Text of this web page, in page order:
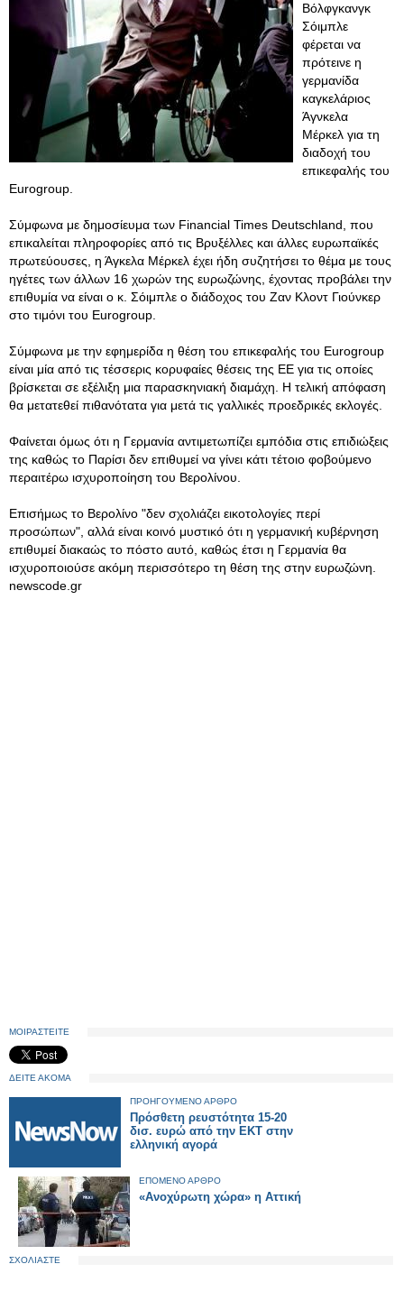
Βόλφγκανγκ
Σόιμπλε
φέρεται να
πρότεινε η
γερμανίδα
καγκελάριος
Άγνκελα
Μέρκελ για τη
διαδοχή του
επικεφαλής του
Eurogroup.
Σύμφωνα με δημοσίευμα των Financial Times Deutschland, που
επικαλείται πληροφορίες από τις Βρυξέλλες και άλλες ευρωπαϊκές
πρωτεύουσες, η Άγκελα Μέρκελ έχει ήδη συζητήσει το θέμα με τους
ηγέτες των άλλων 16 χωρών της ευρωζώνης, έχοντας προβάλει την
επιθυμία να είναι ο κ. Σόιμπλε ο διάδοχος του Ζαν Κλοντ Γιούνκερ
στο τιμόνι του Eurogroup.
Σύμφωνα με την εφημερίδα η θέση του επικεφαλής του Eurogroup
είναι μία από τις τέσσερις κορυφαίες θέσεις της ΕΕ για τις οποίες
βρίσκεται σε εξέλιξη μια παρασκηνιακή διαμάχη. Η τελική απόφαση
θα μετατεθεί πιθανότατα για μετά τις γαλλικές προεδρικές εκλογές.
Φαίνεται όμως ότι η Γερμανία αντιμετωπίζει εμπόδια στις επιδιώξεις
της καθώς το Παρίσι δεν επιθυμεί να γίνει κάτι τέτοιο φοβούμενο
περαιτέρω ισχυροποίηση του Βερολίνου.
Επισήμως το Βερολίνο "δεν σχολιάζει εικοτολογίες περί
προσώπων", αλλά είναι κοινό μυστικό ότι η γερμανική κυβέρνηση
επιθυμεί διακαώς το πόστο αυτό, καθώς έτσι η Γερμανία θα
ισχυροποιούσε ακόμη περισσότερο τη θέση της στην ευρωζώνη.
newscode.gr
ΜΟΙΡΑΣΤΕΙΤΕ
ΔΕΙΤΕ ΑΚΟΜΑ
ΠΡΟΗΓΟΥΜΕΝΟ ΑΡΘΡΟ
Πρόσθετη ρευστότητα 15-20
δισ. ευρώ από την ΕΚΤ στην
ελληνική αγορά
ΕΠΟΜΕΝΟ ΑΡΘΡΟ
«Ανοχύρωτη χώρα» η Αττική
ΣΧΟΛΙΑΣΤΕ